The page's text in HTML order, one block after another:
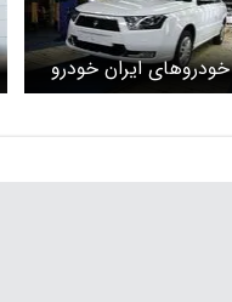
ایران خودرو
امروز شنبه ۲۶ اردیبهشت ۱۴۰۵/